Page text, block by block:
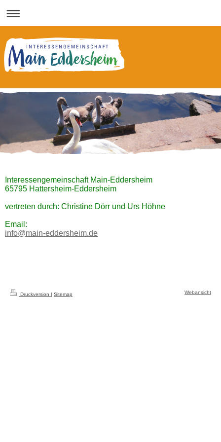
Interessengemeinschaft Main-Eddersheim
65795 Hattersheim-Eddersheim
vertreten durch: Christine Dörr und Urs Höhne
Email:
info@main-eddersheim.de
Druckversion | Sitemap Webansicht